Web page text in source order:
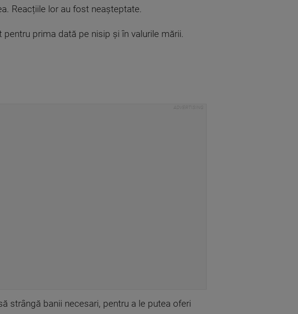
Reacțiile lor au fost neașteptate.
prima dată pe nisip și în valurile mării.
strângă banii necesari, pentru a le putea oferi